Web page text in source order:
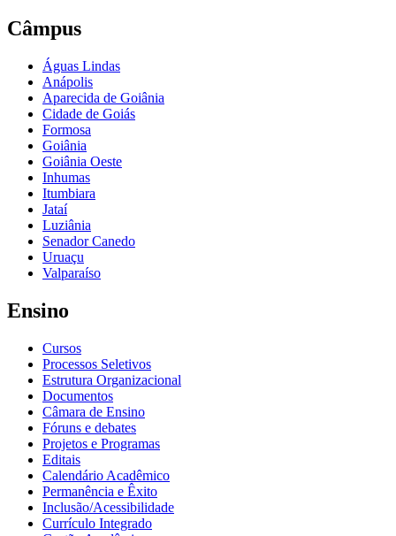
Câmpus
Águas Lindas
Anápolis
Aparecida de Goiânia
Cidade de Goiás
Formosa
Goiânia
Goiânia Oeste
Inhumas
Itumbiara
Jataí
Luziânia
Senador Canedo
Uruaçu
Valparaíso
Ensino
Cursos
Processos Seletivos
Estrutura Organizacional
Documentos
Câmara de Ensino
Fóruns e debates
Projetos e Programas
Editais
Calendário Acadêmico
Permanência e Êxito
Inclusão/Acessibilidade
Currículo Integrado